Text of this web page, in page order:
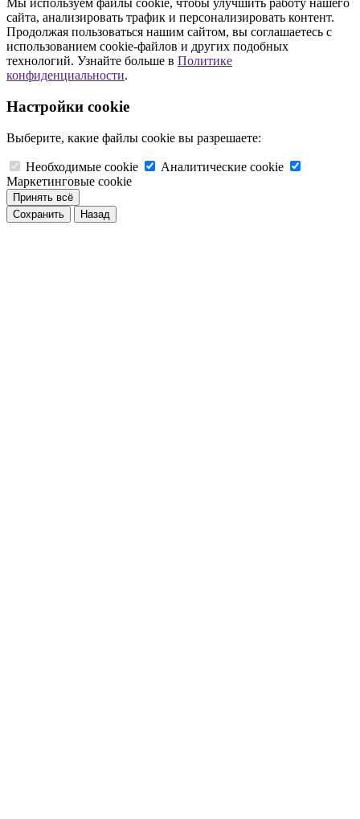
Мы используем файлы cookie, чтобы улучшить работу нашего
сайта, анализировать трафик и персонализировать контент.
Продолжая пользоваться нашим сайтом, вы соглашаетесь с
использованием cookie-файлов и других подобных
технологий. Узнайте больше в Политике
конфиденциальности.
Настройки cookie
Выберите, какие файлы cookie вы разрешаете:
Необходимые cookie
Аналитические cookie
Маркетинговые cookie
Принять всё
Сохранить
Назад